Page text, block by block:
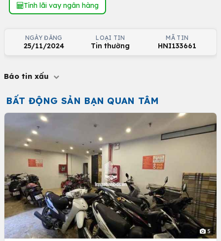
Tính lãi vay ngân hàng
NGÀY ĐĂNG
25/11/2024
LOẠI TIN
Tin thường
MÃ TIN
HNI133661
Báo tin xấu
BẤT ĐỘNG SẢN BẠN QUAN TÂM
5